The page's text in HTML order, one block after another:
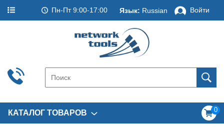
Пн-Пт 9:00-17:00 Язык: Russian Войти
КАТАЛОГ ТОВАРОВ 0